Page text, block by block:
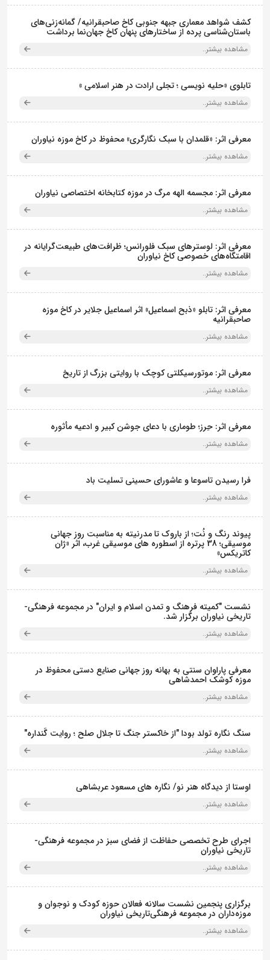
کشف شواهد معماری جبهه جنوبی کاخ صاحبقرانیه/ گمانه‌زنی‌های
باستان‌شناسی پرده از ساختارهای پنهان کاخ جهان‌نما برداشت
مشاهده بیشتر..
تابلوی «حلیه نویسی ؛ تجلی ارادت در هنر اسلامی »
مشاهده بیشتر..
معرفی اثر: «قلمدان با سبک نگارگری» محفوظ در کاخ موزه نیاوران
مشاهده بیشتر..
معرفی اثر: مجسمه الهه مرگ در موزه کتابخانه اختصاصی نیاوران
مشاهده بیشتر..
معرفی اثر: لوسترهای سبک فلورانس؛ ظرافت‌های طبیعت‌گرایانه در
اقامتگاه‌های خصوصی کاخ نیاوران
مشاهده بیشتر..
معرفی اثر: تابلو «ذبح اسماعیل» اثر اسماعیل جلایر در کاخ موزه
صاحبقرانیه
مشاهده بیشتر..
معرفی اثر: موتورسیکلتی کوچک با روایتی بزرگ از تاریخ
مشاهده بیشتر..
معرفی اثر: حِرز؛ طوماری با دعای جوشن کبیر و ادعیه مأثوره
مشاهده بیشتر..
فرا رسیدن تاسوعا و عاشورای حسینی تسلیت باد
مشاهده بیشتر..
پیوند رنگ و نُت؛ از باروک تا مدرنیته به مناسبت روز جهانی
موسیقی؛ 38 پرتره از اسطوره های موسیقی غرب، اثر «ژان
کاتریکس»
مشاهده بیشتر..
نشست "کمیته فرهنگ و تمدن اسلام و ایران" در مجموعه فرهنگی‌-
تاریخی نیاوران برگزار شد.
مشاهده بیشتر..
معرفی پاراوان سنتی به بهانه روز جهانی صنایع دستی محفوظ در
موزه کوشک احمدشاهی
مشاهده بیشتر..
سنگ نگاره تولد بودا "از خاکستر جنگ تا جلال صلح ؛ روایت گَنداره"
مشاهده بیشتر..
اوستا از دیدگاه هنر نو/ نگاره های مسعود عربشاهی
مشاهده بیشتر..
اجرای طرح تخصصی حفاظت از فضای سبز در مجموعه فرهنگی-
تاریخی نیاوران
مشاهده بیشتر..
برگزاری پنجمین نشست سالانه فعالان حوزه کودک و نوجوان و
موزه‌داران در مجموعه فرهنگی‌تاریخی نیاوران
مشاهده بیشتر..